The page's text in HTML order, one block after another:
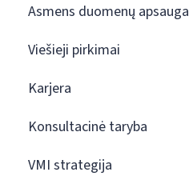
Asmens duomenų apsauga
Viešieji pirkimai
Karjera
Konsultacinė taryba
VMI strategija